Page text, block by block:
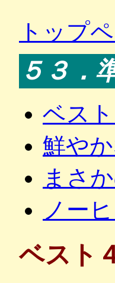
トップ
５３．
ベス
鮮や
まさ
ノー
ベスト